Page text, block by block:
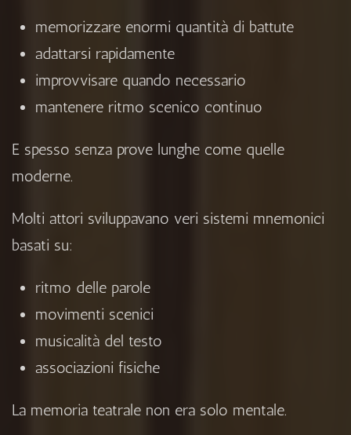
memorizzare enormi quantità di battute
adattarsi rapidamente
improvvisare quando necessario
mantenere ritmo scenico continuo
E spesso senza prove lunghe come quelle
moderne.
Molti attori sviluppavano veri sistemi mnemonici
basati su:
ritmo delle parole
movimenti scenici
musicalità del testo
associazioni fisiche
La memoria teatrale non era solo mentale.